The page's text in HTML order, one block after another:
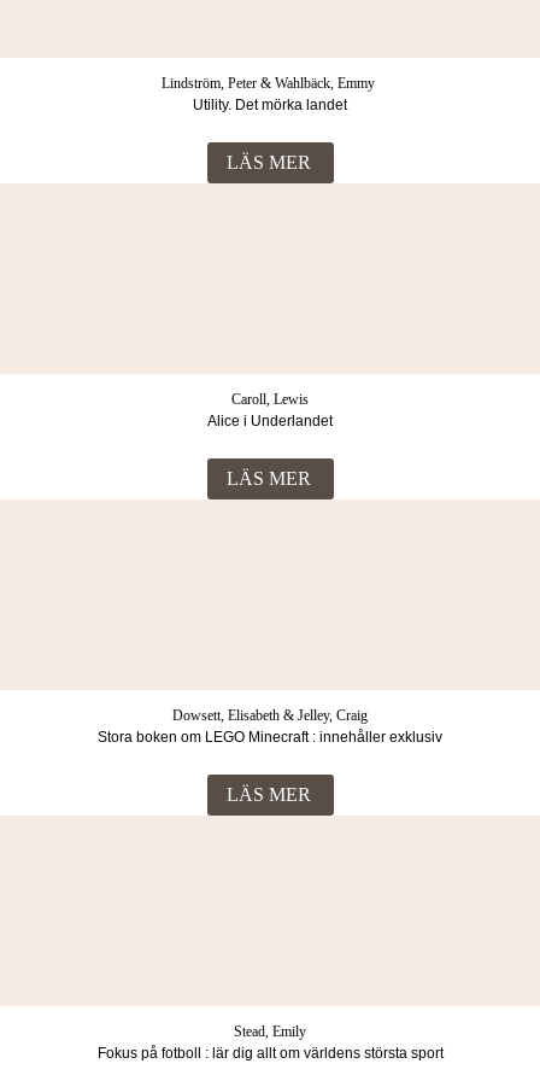
Lindström, Peter & Wahlbäck, Emmy
Utility. Det mörka landet
LÄS MER
Caroll, Lewis
Alice i Underlandet
LÄS MER
Dowsett, Elisabeth & Jelley, Craig
Stora boken om LEGO Minecraft : innehåller exklusiv
LÄS MER
Stead, Emily
Fokus på fotboll : lär dig allt om världens största sport